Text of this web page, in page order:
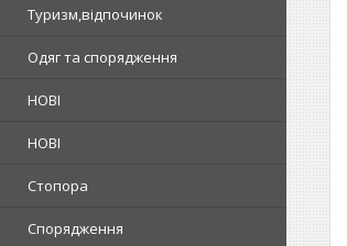
Туризм,відпочинок
Одяг та спорядження
НОВІ
НОВІ
Стопора
Спорядження